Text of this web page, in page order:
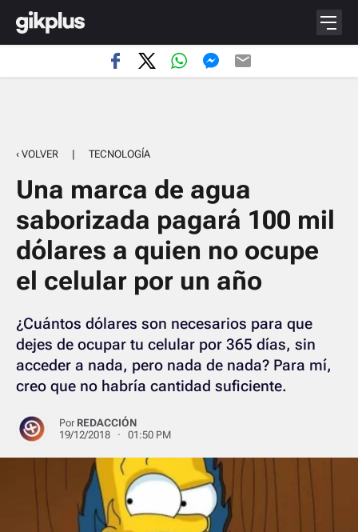
‹ VOLVER | TECNOLOGÍA
Una marca de agua
saborizada pagará 100 mil
dólares a quien no ocupe
el celular por un año
¿Cuántos dólares son necesarios para que
dejes de ocupar tu celular por 365 días, sin
acceder a nada, pero nada de nada? Para mí,
creo que no habría cantidad suficiente.
Por REDACCIÓN
19/12/2018 · 01:50 PM